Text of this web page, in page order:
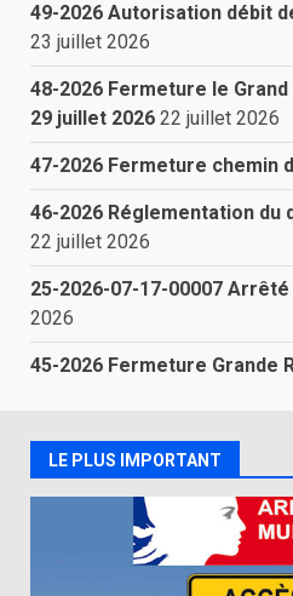
49-2026 Autorisation débit
23 juillet 2026
48-2026 Fermeture le
29 juillet 2026 22 juillet 2026
47-2026 Fermeture chemin
46-2026 Réglementation du
22 juillet 2026
25-2026-07-17-00007
2026
45-2026 Fermeture Grande
LE PLUS IMPORTANT